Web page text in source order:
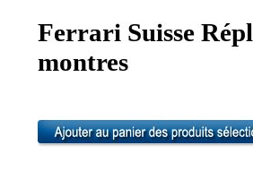
Ferrari Suisse
montres